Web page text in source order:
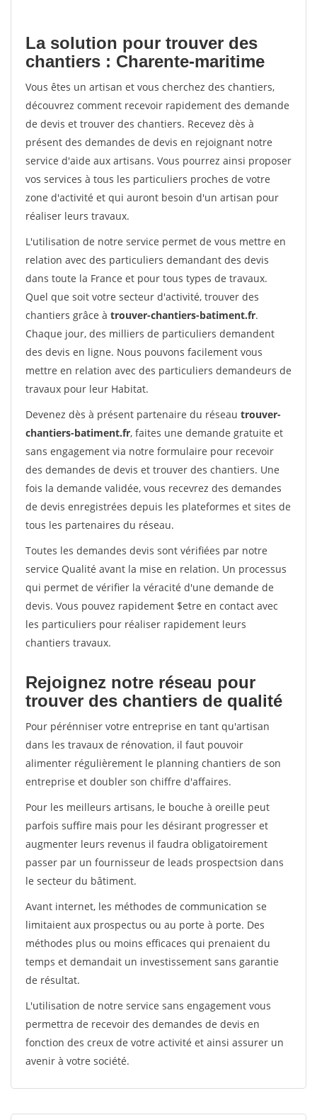
La solution pour trouver des
chantiers : Charente-maritime
Vous êtes un artisan et vous cherchez des chantiers,
découvrez comment recevoir rapidement des demande
de devis et trouver des chantiers. Recevez dès à
présent des demandes de devis en rejoignant notre
service d'aide aux artisans. Vous pourrez ainsi proposer
vos services à tous les particuliers proches de votre
zone d'activité et qui auront besoin d'un artisan pour
réaliser leurs travaux.
L'utilisation de notre service permet de vous mettre en
relation avec des particuliers demandant des devis
dans toute la France et pour tous types de travaux.
Quel que soit votre secteur d'activité, trouver des
chantiers grâce à trouver-chantiers-batiment.fr.
Chaque jour, des milliers de particuliers demandent
des devis en ligne. Nous pouvons facilement vous
mettre en relation avec des particuliers demandeurs de
travaux pour leur Habitat.
Devenez dès à présent partenaire du réseau trouver-
chantiers-batiment.fr, faites une demande gratuite et
sans engagement via notre formulaire pour recevoir
des demandes de devis et trouver des chantiers. Une
fois la demande validée, vous recevrez des demandes
de devis enregistrées depuis les plateformes et sites de
tous les partenaires du réseau.
Toutes les demandes devis sont vérifiées par notre
service Qualité avant la mise en relation. Un processus
qui permet de vérifier la véracité d'une demande de
devis. Vous pouvez rapidement $etre en contact avec
les particuliers pour réaliser rapidement leurs
chantiers travaux.
Rejoignez notre réseau pour
trouver des chantiers de qualité
Pour pérénniser votre entreprise en tant qu'artisan
dans les travaux de rénovation, il faut pouvoir
alimenter régulièrement le planning chantiers de son
entreprise et doubler son chiffre d'affaires.
Pour les meilleurs artisans, le bouche à oreille peut
parfois suffire mais pour les désirant progresser et
augmenter leurs revenus il faudra obligatoirement
passer par un fournisseur de leads prospectsion dans
le secteur du bâtiment.
Avant internet, les méthodes de communication se
limitaient aux prospectus ou au porte à porte. Des
méthodes plus ou moins efficaces qui prenaient du
temps et demandait un investissement sans garantie
de résultat.
L'utilisation de notre service sans engagement vous
permettra de recevoir des demandes de devis en
fonction des creux de votre activité et ainsi assurer un
avenir à votre société.